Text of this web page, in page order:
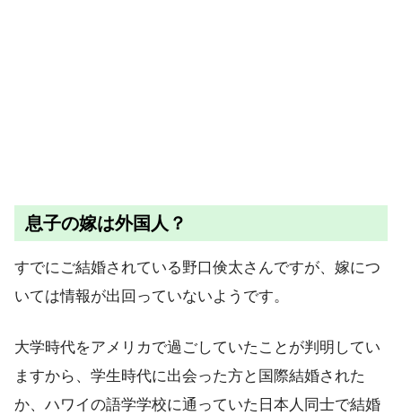
息子の嫁は外国人？
すでにご結婚されている野口倹太さんですが、嫁につ
いては情報が出回っていないようです。
大学時代をアメリカで過ごしていたことが判明してい
ますから、学生時代に出会った方と国際結婚された
か、ハワイの語学学校に通っていた日本人同士で結婚